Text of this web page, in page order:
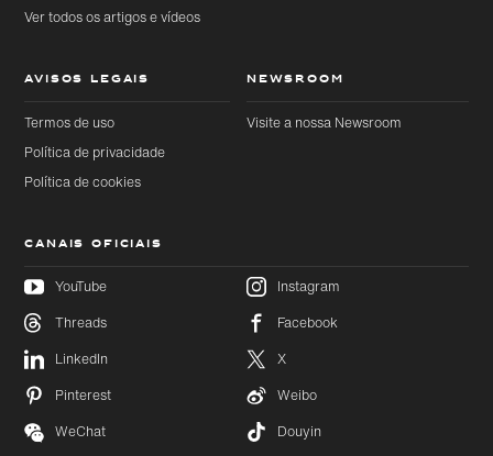
Ir
para o
conteúdo
principal
Ir
diretamente
Ver todos os artigos e vídeos
AVISOS LEGAIS
Termos de uso
Política de privacidade
Política de cookies
NEWSROOM
Visite a nossa Newsroom
CANAIS OFICIAIS
YouTube
Instagram
Threads
Facebook
LinkedIn
X
Pinterest
Weibo
WeChat
Douyin